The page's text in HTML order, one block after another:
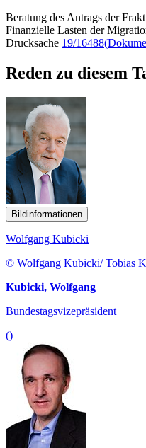
Beratung des Antrags der
Finanzielle Lasten der
Drucksache 19/16488
Reden zu diesem
Bildinformationen
Wolfgang Kubicki
© Wolfgang Kubicki/ Tobias
Kubicki, Wolfgang
Bundestagsvizepräsident
()